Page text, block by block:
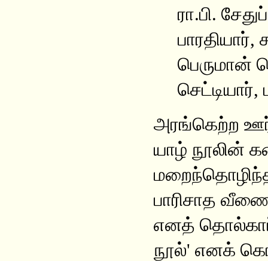
ரா.பி.
பாரதியார்,
பெருமான்
செட்டியார்,
அரங்கெற்ற
யாழ் நூலின்
பாரிசாத
எனத்
நூல்' எனக்